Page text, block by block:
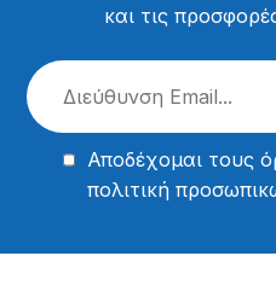
και τις
Αποδέχομαι τους
πολιτική